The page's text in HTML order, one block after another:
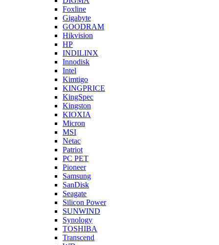
Foxline
Gigabyte
GOODRAM
Hikvision
HP
INDILINX
Innodisk
Intel
Kimtigo
KINGPRICE
KingSpec
Kingston
KIOXIA
Micron
MSI
Netac
Patriot
PC PET
Pioneer
Samsung
SanDisk
Seagate
Silicon Power
SUNWIND
Synology
TOSHIBA
Transcend